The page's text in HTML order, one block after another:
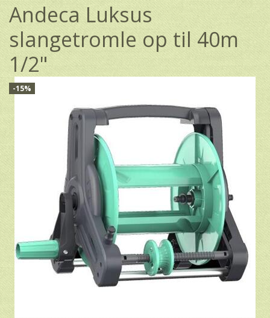
Andeca Luksus
slangetromle op til 40m
1/2"
-15%